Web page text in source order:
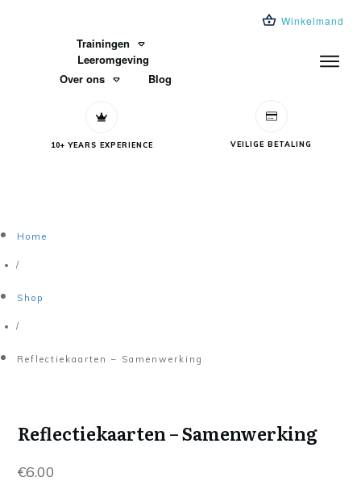
Winkelmand
Trainingen
Leeromgeving
Over ons
Blog
10+ YEARS EXPERIENCE VEILIGE BETALING
Home
/
Shop
/
Reflectiekaarten – Samenwerking
Reflectiekaarten – Samenwerking
€6.00